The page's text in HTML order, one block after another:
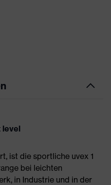
level
ist die sportliche uvex 1
bei leichten
in Industrie und in der